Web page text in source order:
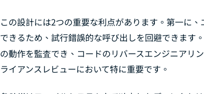
この設計には2つの重要な利点があります。第一に
できるため、試行錯誤的な呼び出しを回避できます
の動作を監査でき、コードのリバースエンジニアリ
ライアンスレビューにおいて特に重要です。